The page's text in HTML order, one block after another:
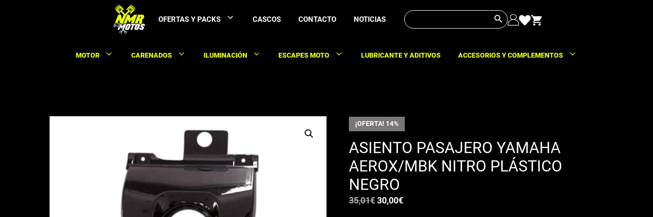
OFERTAS Y PACKS CASCOS CONTACTO NOTICIAS Buscar: Botón de búsqueda
MOTOR CARENADOS ILUMINACIÓN ESCAPES MOTO LUBRICANTE Y ADITIVOS ACCESORIOS Y COMPLEMENTOS
¡OFERTA! 14%
ASIENTO PASAJERO YAMAHA
AEROX/MBK NITRO PLÁSTICO
NEGRO
35,01€ El
30,00€El